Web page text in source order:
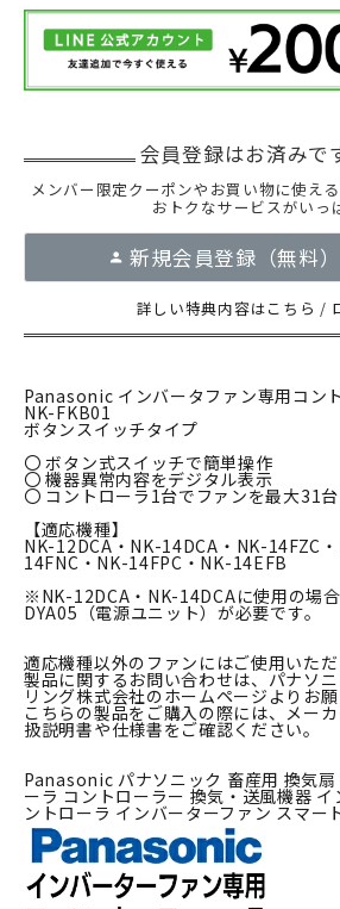
メンバー限定クーポンやお買い物に使える
おトクなサービスがいっ
新規会員登録（無料
詳しい特典内容はこちら /
Panasonic インバータファン専用コン
NK-FKB01
ボタンスイッチタイプ
〇 ボタン式スイッチで簡単操作
〇 機器異常内容をデジタル表示
〇 コントローラ1台でファンを最大31
【適応機種】
NK-12DCA・NK-14DCA・NK-14FZC
14FNC・NK-14FPC・NK-14EFB
※NK-12DCA・NK-14DCAに使用の場
DYA05（電源ユニット）が必要です。
適応機種以外のファンにはご使用いただ
製品に関するお問い合わせは、パナソ
リング株式会社のホームページよりお願
こちらの製品をご購入の際には、メー
扱説明書や仕様書をご確認ください。
Panasonic パナソニック 畜産用 換気
ーラ コントローラー 換気・送風機器
ントローラ インバーターファン スマー